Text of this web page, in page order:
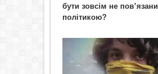
бути зовсім не
політикою?